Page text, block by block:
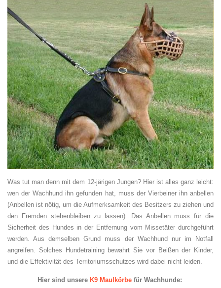
Was tut man denn mit dem 12-järigen Jungen? Hier ist alles ganz leicht:
wen der Wachhund ihn gefunden hat, muss der Vierbeiner ihn anbellen
(Anbellen ist nötig, um die Aufmerksamkeit des Besitzers zu ziehen und
den Fremden stehenbleiben zu lassen). Das Anbellen muss für die
Sicherheit des Hundes in der Entfernung vom Missetäter durchgeführt
werden. Aus demselben Grund muss der Wachhund nur im Notfall
angreifen. Solches Hundetraining bewahrt Sie vor Beißen der Kinder,
und die Effektivität des Territoriumsschutzes wird dabei nicht leiden.
Hier sind unsere K9 Maulkörbefür Wachhunde: